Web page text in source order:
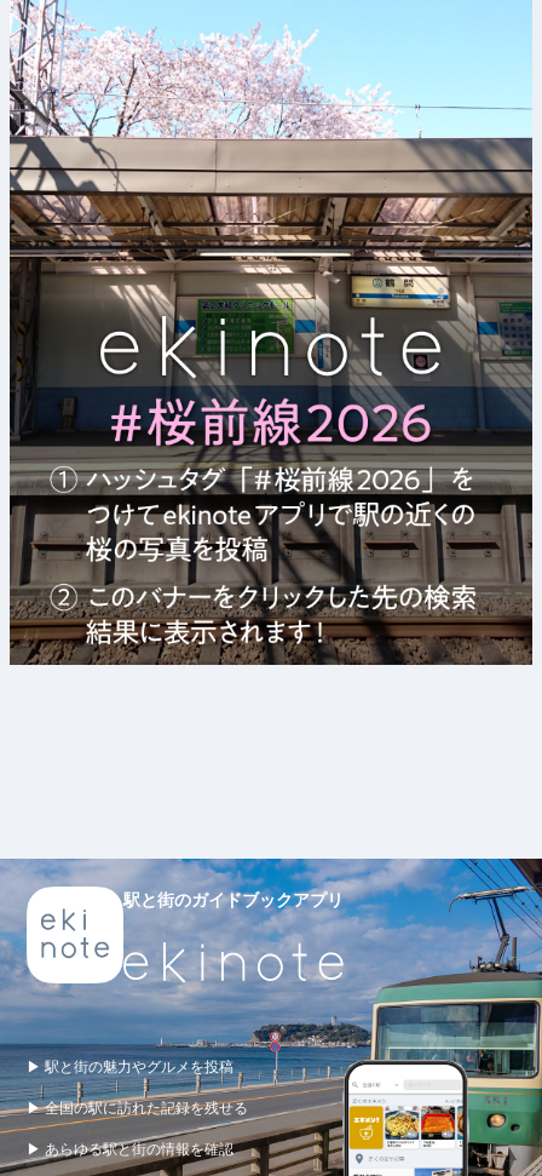
駅と街のガイドブックアプリ
▶ 駅と街の魅力やグルメを投稿
▶ 全国の駅に訪れた記録を残せる
▶ あらゆる駅と街の情報を確認